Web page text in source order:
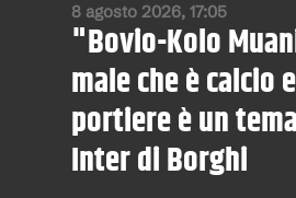
8 agosto 2026, 17:05
"Bovio-Kolo
male che è calcio
portiere è un
Inter di Borghi